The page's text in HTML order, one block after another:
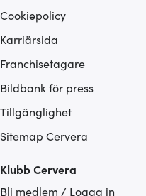
Cookiepolicy
Karriärsida
Franchisetagare
Bildbank för press
Tillgänglighet
Sitemap Cervera
Klubb Cervera
Bli medlem / Logga in